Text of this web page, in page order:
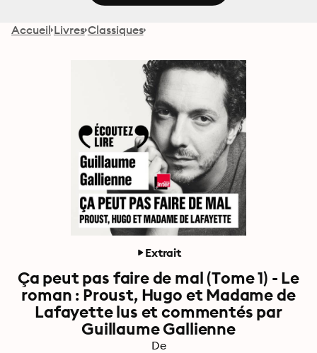
Accueil Livres Classiques
Extrait
Ça peut pas faire de mal (Tome 1) - Le
roman : Proust, Hugo et Madame de
Lafayette lus et commentés par
Guillaume Gallienne
De